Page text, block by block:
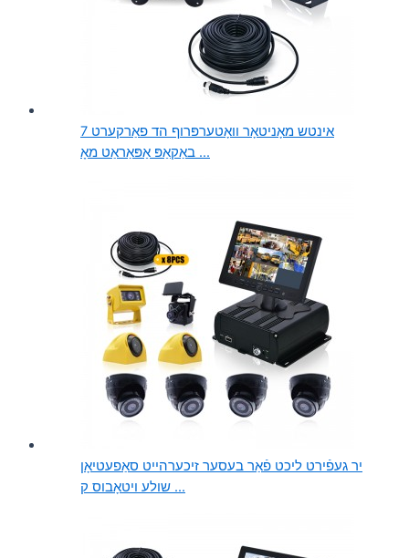
7 אינטש מאָניטאָר וואָטערפּרוף הד פאַרקערט
באַקאַפּ אַפּאַראַט מאָ ...
יר געפֿירט ליכט פֿאַר בעסער זיכערהייט סאַפעטיאָן
שולע ויטאָבוס ק ...